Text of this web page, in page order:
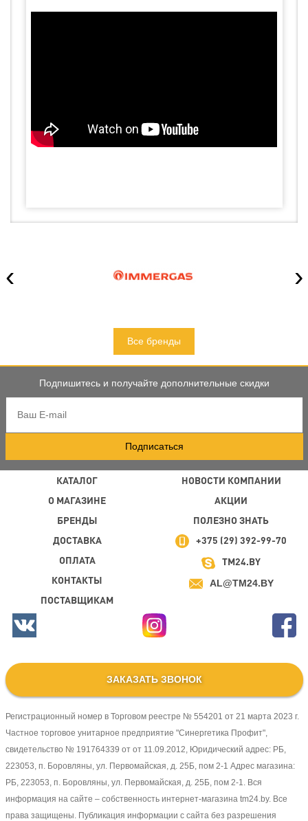
‹ ›
Все бренды
Подпишитесь и получайте дополнительные скидки
Подписаться
КАТАЛОГ
О МАГАЗИНЕ
БРЕНДЫ
НОВОСТИ КОМПАНИИ
АКЦИИ
ПОЛЕЗНО ЗНАТЬ
ДОСТАВКА
ОПЛАТА
КОНТАКТЫ
ПОСТАВЩИКАМ
+375 (29) 392-99-70
TM24.BY
AL@TM24.BY
ЗАКАЗАТЬ ЗВОНОК
Регистрационный номер в Торговом реестре № 554201 от 21 марта 2023 г.
Частное торговое унитарное предприятие "Синергетика Профит",
свидетельство № 191764339 от от 11.09.2012, Юридический адрес: РБ,
223053, п. Боровляны, ул. Первомайская, д. 25Б, пом 2-1 Адрес магазина:
РБ, 223053, п. Боровляны, ул. Первомайская, д. 25Б, пом 2-1. Вся
информация на сайте – собственность интернет-магазина tm24.by. Все
права защищены. Публикация информации с сайта без разрешения